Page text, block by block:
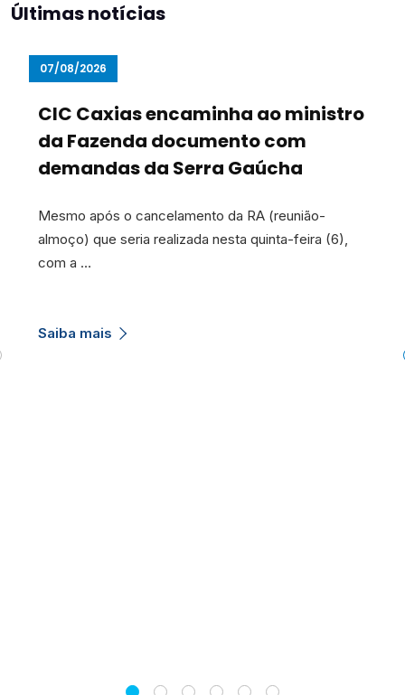
Últimas notícias
07/08/2026
CIC Caxias encaminha ao ministro
da Fazenda documento com
demandas da Serra Gaúcha
Mesmo após o cancelamento da RA (reunião-
almoço) que seria realizada nesta quinta-feira (6),
com a …
Saiba mais